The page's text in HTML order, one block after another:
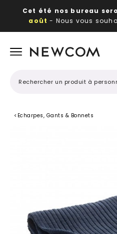
Cet été nos bureau
août - Nous vous
publicitaires
< Echarpes, Gants & Bonnets